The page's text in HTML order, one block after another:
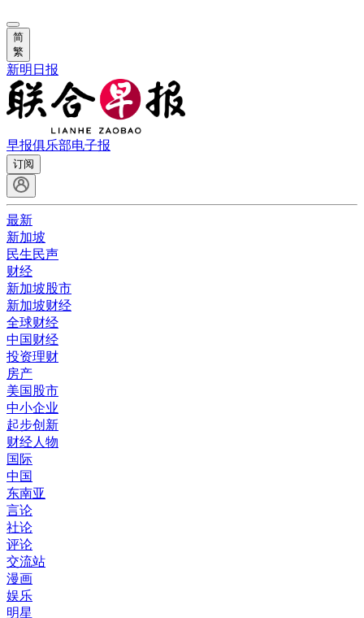
简
繁
新明日报
早报俱乐部电子报
订阅
最新
新加坡
民生民声
财经
新加坡股市
新加坡财经
全球财经
中国财经
投资理财
房产
美国股市
中小企业
起步创新
财经人物
国际
中国
东南亚
言论
社论
评论
交流站
漫画
娱乐
明星